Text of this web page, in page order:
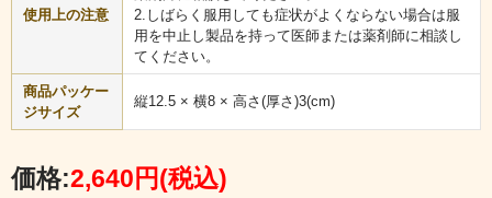
使用上の注意
2.しばらく服用しても症状がよくならない場合は服
用を中止し製品を持って医師または薬剤師に相談し
てください。
商品パッケー
ジサイズ
縦12.5 × 横8 × 高さ(厚さ)3(cm)
価格:2,640円(税込)